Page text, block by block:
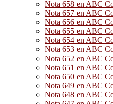
Nota 658 en ABC
Nota 657 en ABC
Nota 656 en ABC
Nota 655 en ABC
Nota 654 en ABC
Nota 653 en ABC
Nota 652 en ABC
Nota 651 en ABC
Nota 650 en ABC
Nota 649 en ABC
Nota 648 en ABC